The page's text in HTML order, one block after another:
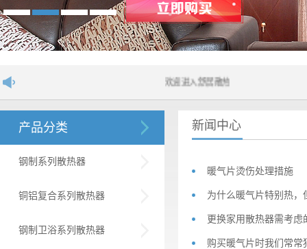
欢迎进入舒居散热器网站！....
产品分类
钢制系列散热器
铜铝复合系列散热器
钢制卫浴系列散热器
新闻中心
暖气片烫伤处理措施
为什么暖气片特别热，
更换家用散热器需考虑
购买暖气片时我们常常